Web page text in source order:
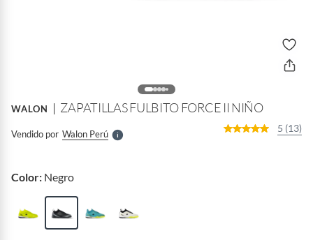
WALON ZAPATILLAS FULBITO FORCE II NIÑO
Vendido por Walon PerúS
l
5 (13)
Color: Negro